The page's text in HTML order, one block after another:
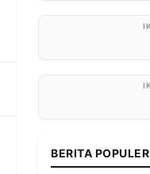
BERITA POPULER